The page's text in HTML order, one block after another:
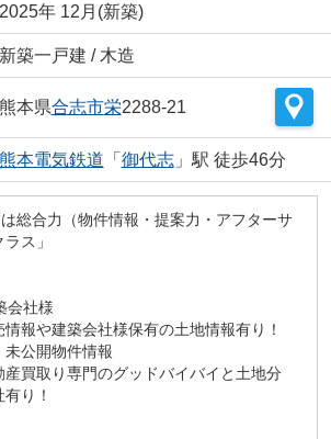
2025年 12月(新築)
新築一戸建 / 木造
熊本県合志市栄2288-21
熊本電気鉄道 「 御代志」駅 徒歩46分
は総合力（物件情報・提案力・アフターサ
ス」
会社様
報や建築会社様保有の土地情報有り！
公開物件情報
産買取り専門のグッドバイバイと土地分
り！